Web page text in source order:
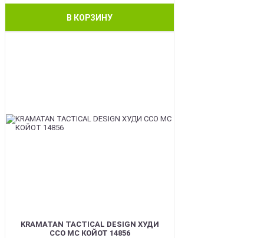
В КОРЗИНУ
KRAMATAN TACTICAL DESIGN ХУДИ
ССО МС КОЙОТ 14856